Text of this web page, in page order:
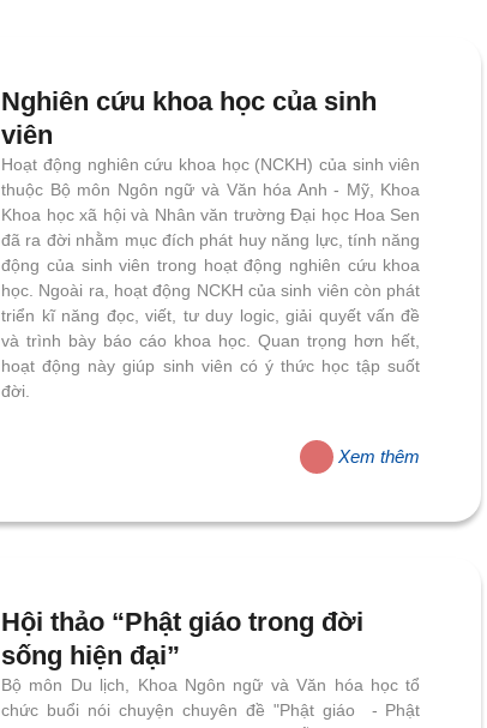
Nghiên cứu khoa học của sinh
viên
Hoạt động nghiên cứu khoa học (NCKH) của sinh
viên thuộc Bộ môn Ngôn ngữ và Văn hóa Anh - Mỹ,
Khoa Khoa học xã hội và Nhân văn trường Đại học
Hoa Sen đã ra đời nhằm mục đích phát huy năng lực,
tính năng động của sinh viên trong hoạt động nghiên
cứu khoa học. Ngoài ra, hoạt động NCKH của sinh
viên còn phát triển kĩ năng đọc, viết, tư duy logic,
giải quyết vấn đề và trình bày báo cáo khoa học.
Quan trọng hơn hết, hoạt động này giúp sinh viên có
ý thức học tập suốt đời.
Xem thêm
Hội thảo “Phật giáo trong đời
sống hiện đại”
Bộ môn Du lịch, Khoa Ngôn ngữ và Văn hóa học tổ
chức buổi nói chuyện chuyên đề "Phật giáo ​- Phật